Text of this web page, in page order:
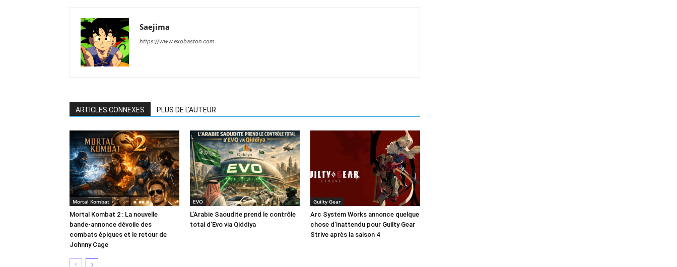
Saejima
https://www.exobaston.com
ARTICLES CONNEXES PLUS DE L'AUTEUR
Mortal Kombat
Mortal Kombat 2 : La nouvelle
bande-annonce dévoile des
combats épiques et le retour de
Johnny Cage
EVO
L’Arabie Saoudite prend le contrôle
total d’Evo via Qiddiya
Guilty Gear
Arc System Works annonce quelque
chose d’inattendu pour Guilty Gear
Strive après la saison 4